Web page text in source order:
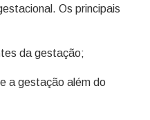
Os principais
da gestação;
a gestação além do